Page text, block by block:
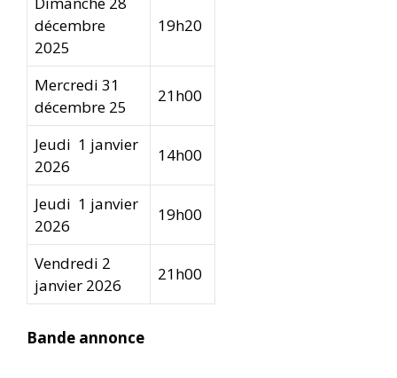
décembre
2025
19h20
Mercredi 31
décembre 25
21h00
Jeudi 1 janvier
2026
14h00
Jeudi 1 janvier
2026
19h00
Vendredi 2
janvier 2026
21h00
Bande annonce